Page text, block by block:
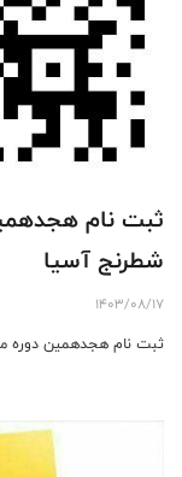
ثبت نام
شطرنج آسيا
1403/08/17
ثبت نام هجدهمین دوره